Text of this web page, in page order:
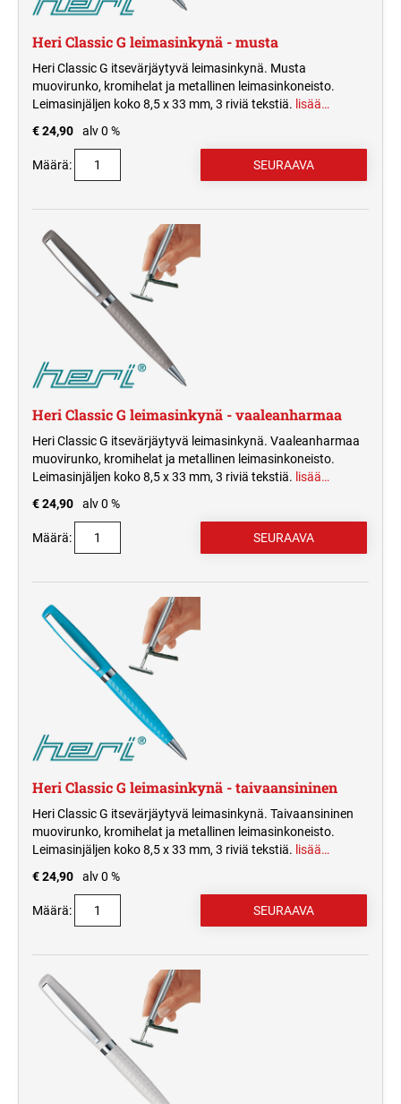
Heri Classic G leimasinkynä - musta
Heri Classic G itsevärjäytyvä leimasinkynä. Musta
muovirunko, kromihelat ja metallinen leimasinkoneisto.
Leimasinjäljen koko 8,5 x 33 mm, 3 riviä tekstiä. lisää…
€ 24,90
alv 0 %
Määrä:
Heri Classic G leimasinkynä - vaaleanharmaa
Heri Classic G itsevärjäytyvä leimasinkynä. Vaaleanharmaa
muovirunko, kromihelat ja metallinen leimasinkoneisto.
Leimasinjäljen koko 8,5 x 33 mm, 3 riviä tekstiä. lisää…
€ 24,90
alv 0 %
Määrä:
Heri Classic G leimasinkynä - taivaansininen
Heri Classic G itsevärjäytyvä leimasinkynä. Taivaansininen
muovirunko, kromihelat ja metallinen leimasinkoneisto.
Leimasinjäljen koko 8,5 x 33 mm, 3 riviä tekstiä. lisää…
€ 24,90
alv 0 %
Määrä: